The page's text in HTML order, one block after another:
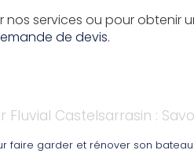
nos services ou pour obtenir
de devis.
Fluvial Castelsarrasin :
faire garder et rénover son